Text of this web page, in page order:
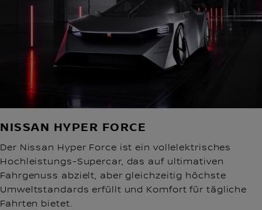
NISSAN HYPER FORCE
Der Nissan Hyper Force ist ein vollelektrisches
Hochleistungs-Supercar, das auf ultimativen
Fahrgenuss abzielt, aber gleichzeitig höchste
Umweltstandards erfüllt und Komfort für tägliche
Fahrten bietet.